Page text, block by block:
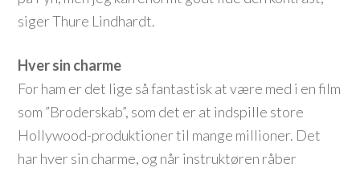
siger Thure Lindhardt.
Hver sin charme
For ham er det lige så fantastisk at være med i en film
som ”Broderskab”, som det er at indspille store
Hollywood-produktioner til mange millioner. Det
har hver sin charme, og når instruktøren råber